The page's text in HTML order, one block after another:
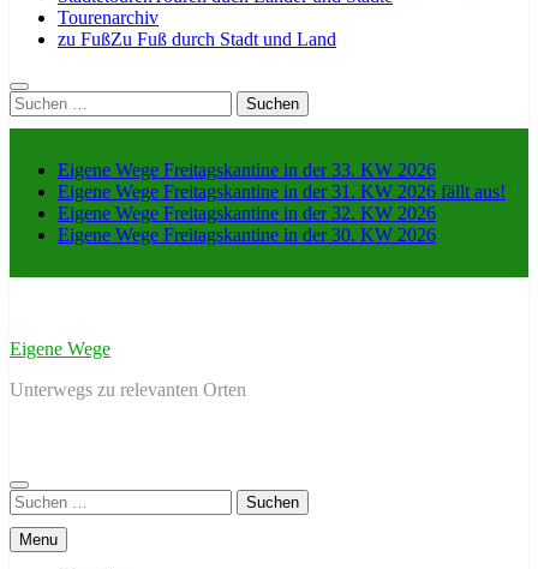
Tourenarchiv
zu FußZu Fuß durch Stadt und Land
Suche
nach:
Eigene Wege Freitagskantine in der 33. KW 2026
Eigene Wege Freitagskantine in der 31. KW 2026 fällt aus!
Eigene Wege Freitagskantine in der 32. KW 2026
Eigene Wege Freitagskantine in der 30. KW 2026
Eigene Wege
Unterwegs zu relevanten Orten
Suche
nach:
Menu